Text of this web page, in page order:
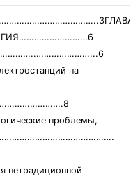
на
проблемы,
нетрадиционной